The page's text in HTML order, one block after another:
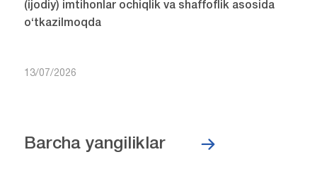
(ijodiy) imtihonlar ochiqlik va shaffoflik asosida
o‘tkazilmoqda
13/07/2026
Barcha yangiliklar